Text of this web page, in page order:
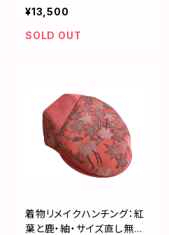
¥13,500
SOLD OUT
着物リメイクハンチング：紅
葉と鹿・紬・サイズ直し無料